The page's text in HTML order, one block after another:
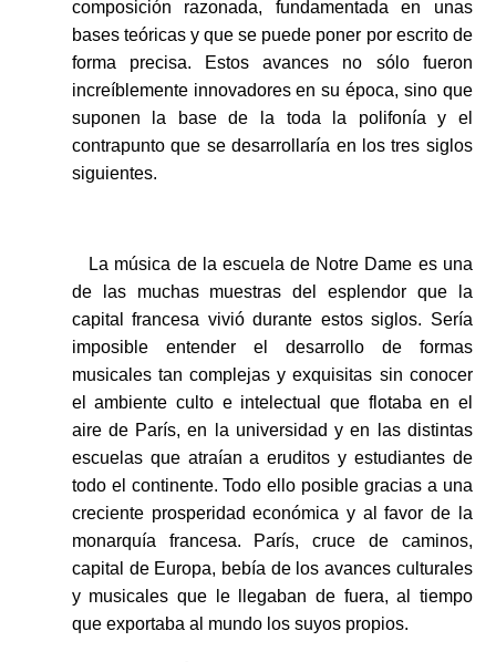
composición razonada, fundamentada en unas
bases teóricas y que se puede poner por escrito de
forma precisa. Estos avances no sólo fueron
increíblemente innovadores en su época, sino que
suponen la base de la toda la polifonía y el
contrapunto que se desarrollaría en los tres siglos
siguientes.
La música de la escuela de Notre Dame es una
de las muchas muestras del esplendor que la
capital francesa vivió durante estos siglos. Sería
imposible entender el desarrollo de formas
musicales tan complejas y exquisitas sin conocer
el ambiente culto e intelectual que flotaba en el
aire de París, en la universidad y en las distintas
escuelas que atraían a eruditos y estudiantes de
todo el continente. Todo ello posible gracias a una
creciente prosperidad económica y al favor de la
monarquía francesa. París, cruce de caminos,
capital de Europa, bebía de los avances culturales
y musicales que le llegaban de fuera, al tiempo
que exportaba al mundo los suyos propios.